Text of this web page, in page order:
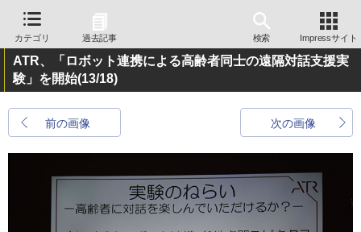
カテゴリ 過去記事 検索 Impressサイト
ATR、「ロボット連携による高齢者同士の遠隔対話支援実
験」を開始(13/18)
前の画像 次の画像